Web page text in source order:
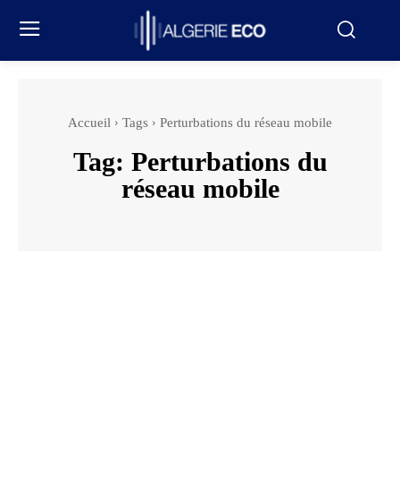
Accueil Tags Perturbations du réseau mobile
Tag: Perturbations du
réseau mobile